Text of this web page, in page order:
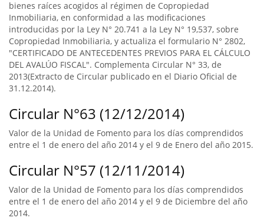
bienes raíces acogidos al régimen de Copropiedad
Inmobiliaria, en conformidad a las modificaciones
introducidas por la Ley N° 20.741 a la Ley N° 19,537, sobre
Copropiedad Inmobiliaria, y actualiza el formulario N° 2802,
"CERTIFICADO DE ANTECEDENTES PREVIOS PARA EL CÁLCULO
DEL AVALÚO FISCAL". Complementa Circular N° 33, de
2013(Extracto de Circular publicado en el Diario Oficial de
31.12.2014).
Circular N°63 (12/12/2014)
Valor de la Unidad de Fomento para los días comprendidos
entre el 1 de enero del año 2014 y el 9 de Enero del año 2015.
Circular N°57 (12/11/2014)
Valor de la Unidad de Fomento para los días comprendidos
entre el 1 de enero del año 2014 y el 9 de Diciembre del año
2014.